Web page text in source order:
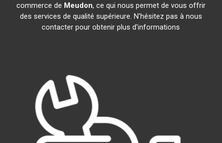
commerce de Meudon, ce qui nous permet de vous offrir
des services de qualité supérieure. N'hésitez pas à nous
contacter pour obtenir plus d'informations